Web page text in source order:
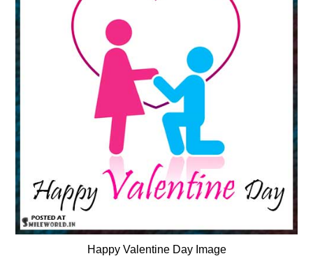
Happy Valentine Day Image